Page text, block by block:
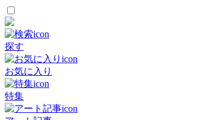
探す
お気に入り
特集